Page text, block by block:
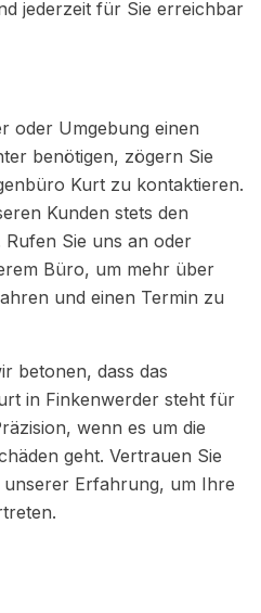
jederzeit für Sie erreichbar
oder Umgebung einen
benötigen, zögern Sie
Kurt zu kontaktieren.
Kunden stets den
Sie uns an oder
Büro, um mehr über
und einen Termin zu
betonen, dass das
in Finkenwerder steht für
wenn es um die
geht. Vertrauen Sie
Erfahrung, um Ihre